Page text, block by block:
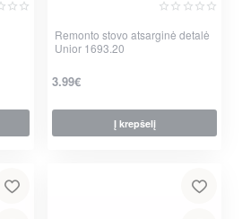
Remonto stovo atsarginė detalė
Unior 1693.20
3.99€
Į krepšelį